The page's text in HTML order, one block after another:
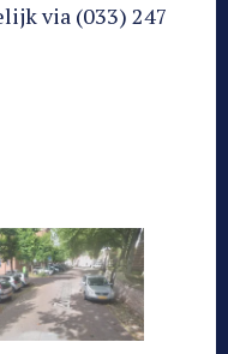
via (033) 247